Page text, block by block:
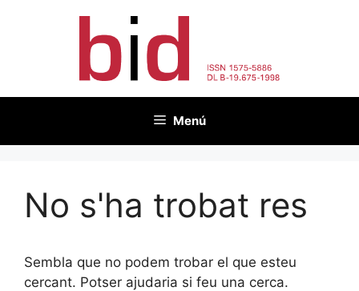
Menú
No s'ha trobat res
Sembla que no podem trobar el que esteu
cercant. Potser ajudaria si feu una cerca.